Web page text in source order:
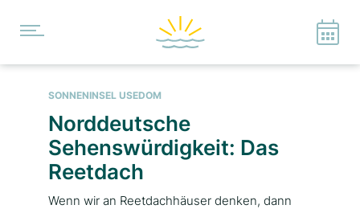
SONNENINSEL USEDOM
Norddeutsche
Sehenswürdigkeit: Das
Reetdach
Wenn wir an Reetdachhäuser denken, dann